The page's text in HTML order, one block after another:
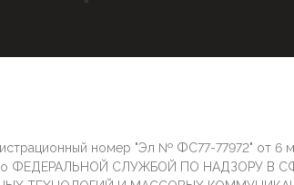
номер "Эл № ФС77-77972" от 6
ФЕДЕРАЛЬНОЙ СЛУЖБОЙ ПО НАДЗОРУ В